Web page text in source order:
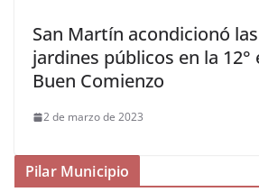
San Martín acondicionó
jardines públicos en la 12°
Buen Comienzo
2 de marzo de 2023
Pilar Municipio